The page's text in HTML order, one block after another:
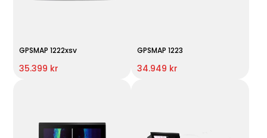
GPSMAP 1222xsv
35.399 kr
GPSMAP 1223
34.949 kr